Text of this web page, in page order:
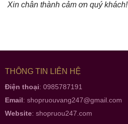
Xin chân thành cảm ơn quý khách!
THÔNG TIN LIÊN HỆ
Điện thoại: 0985787191
Email: shopruouvang247@gmail.com
Website: shopruou247.com